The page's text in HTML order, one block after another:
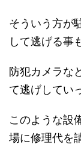
そういう方が
して逃げる事
防犯カメラな
て逃げしてい
このような設
場に修理代を